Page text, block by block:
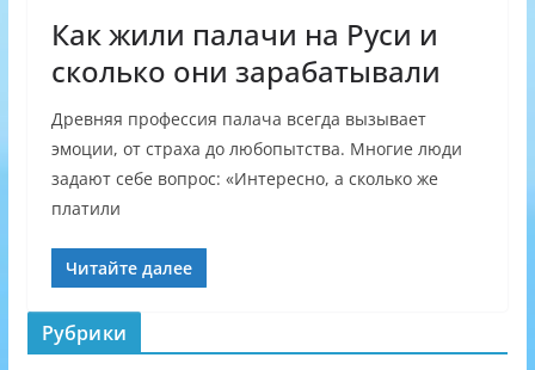
Как жили палачи на Руси и
сколько они зарабатывали
Древняя профессия палача всегда вызывает
эмоции, от страха до любопытства. Многие люди
задают себе вопрос: «Интересно, а сколько же
платили
Читайте далее
Рубрики